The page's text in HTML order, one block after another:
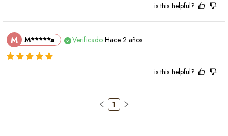
is this helpful?
M M*****a Verificado Hace 2 años
is this helpful?
1